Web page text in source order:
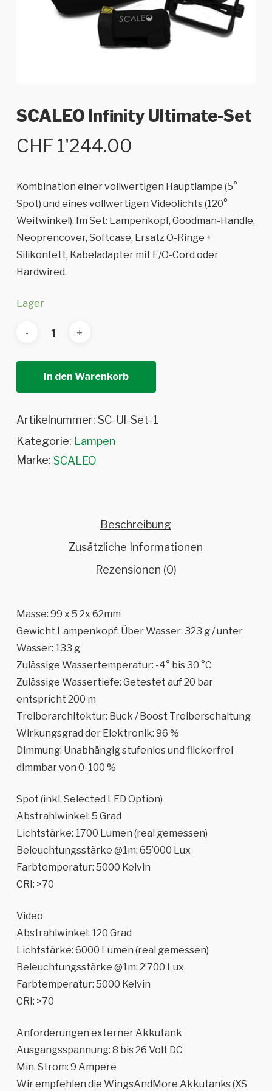
SCALEO Infinity Ultimate-Set
CHF 1'244.00
Kombination einer vollwertigen Hauptlampe (5°
Spot) und eines vollwertigen Videolichts (120°
Weitwinkel). Im Set: Lampenkopf, Goodman-Handle,
Neoprencover, Softcase, Ersatz O-Ringe +
Silikonfett, Kabeladapter mit E/O-Cord oder
Hardwired.
Lager
In den Warenkorb
Artikelnummer: SC-Ul-Set-1
Kategorie: Lampen
Marke: SCALEO
Beschreibung
Zusätzliche Informationen
Rezensionen (0)
Masse: 99 x 5 2x 62mm
Gewicht Lampenkopf: Über Wasser: 323 g / unter
Wasser: 133 g
Zulässige Wassertemperatur: -4° bis 30 °C
Zulässige Wassertiefe: Getestet auf 20 bar
entspricht 200 m
Treiberarchitektur: Buck / Boost Treiberschaltung
Wirkungsgrad der Elektronik: 96 %
Dimmung: Unabhängig stufenlos und flickerfrei
dimmbar von 0-100 %
Spot (inkl. Selected LED Option)
Abstrahlwinkel: 5 Grad
Lichtstärke: 1700 Lumen (real gemessen)
Beleuchtungsstärke @1m: 65’000 Lux
Farbtemperatur: 5000 Kelvin
CRI: >70
Video
Abstrahlwinkel: 120 Grad
Lichtstärke: 6000 Lumen (real gemessen)
Beleuchtungsstärke @1m: 2’700 Lux
Farbtemperatur: 5000 Kelvin
CRI: >70
Anforderungen externer Akkutank
Ausgangsspannung: 8 bis 26 Volt DC
Min. Strom: 9 Ampere
Wir empfehlen die WingsAndMore Akkutanks (XS